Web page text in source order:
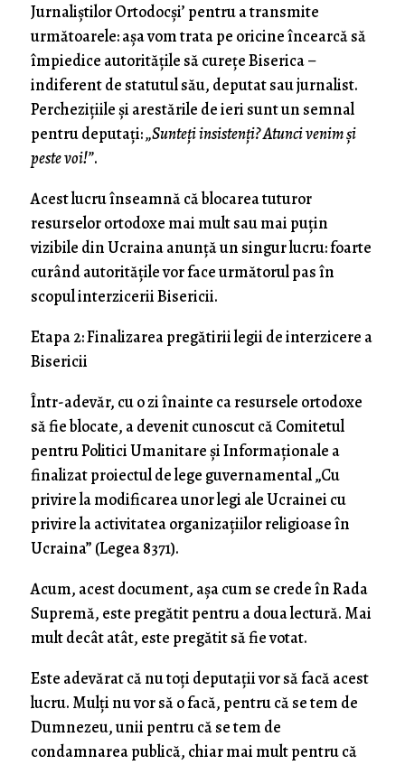
Jurnaliștilor Ortodocși’ pentru a transmite
următoarele: aşa vom trata pe oricine încearcă să
împiedice autoritățile să curețe Biserica –
indiferent de statutul său, deputat sau jurnalist.
Perchezițiile și arestările de ieri sunt un semnal
pentru deputați:„Sunteți insistenţi? Atunci venim şi
peste voi!”.
Acest lucru înseamnă că blocarea tuturor
resurselor ortodoxe mai mult sau mai puțin
vizibile din Ucraina anunţă un singur lucru: foarte
curând autoritățile vor face următorul pas în
scopul interzicerii Bisericii.
Etapa 2: Finalizarea pregătirii legii de interzicere a
Bisericii
Într-adevăr, cu o zi înainte ca resursele ortodoxe
să fie blocate, a devenit cunoscut că Comitetul
pentru Politici Umanitare și Informaționale a
finalizat proiectul de lege guvernamental „Cu
privire la modificarea unor legi ale Ucrainei cu
privire la activitatea organizațiilor religioase în
Ucraina” (Legea 8371).
Acum, acest document, așa cum se crede în Rada
Supremă, este pregătit pentru a doua lectură. Mai
mult decât atât, este pregătit să fie votat.
Este adevărat că nu toți deputații vor să facă acest
lucru. Mulți nu vor să o facă, pentru că se tem de
Dumnezeu, unii pentru că se tem de
condamnarea publică, chiar mai mult pentru că